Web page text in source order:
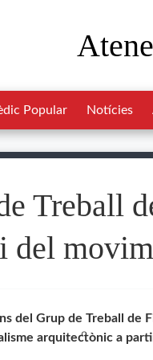
Popular Notícies
Treball
del
del Grup de Treball de
arquitectònic a